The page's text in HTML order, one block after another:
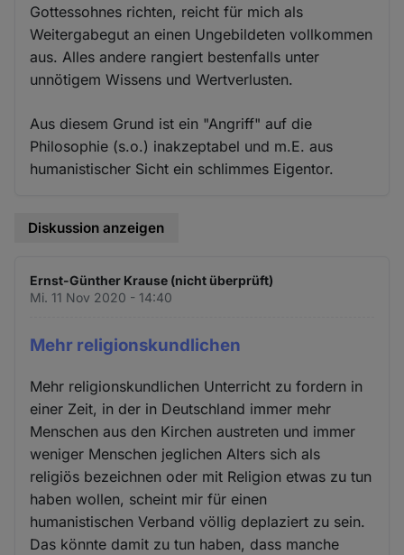
Gottessohnes richten, reicht für mich als
Weitergabegut an einen Ungebildeten vollkommen
aus. Alles andere rangiert bestenfalls unter
unnötigem Wissens und Wertverlusten.
Aus diesem Grund ist ein "Angriff" auf die
Philosophie (s.o.) inakzeptabel und m.E. aus
humanistischer Sicht ein schlimmes Eigentor.
Diskussion anzeigen
Ernst-Günther Krause (nicht überprüft)
Mi. 11 Nov 2020 - 14:40
Mehr religionskundlichen
Mehr religionskundlichen Unterricht zu fordern in
einer Zeit, in der in Deutschland immer mehr
Menschen aus den Kirchen austreten und immer
weniger Menschen jeglichen Alters sich als
religiös bezeichnen oder mit Religion etwas zu tun
haben wollen, scheint mir für einen
humanistischen Verband völlig deplaziert zu sein.
Das könnte damit zu tun haben, dass manche